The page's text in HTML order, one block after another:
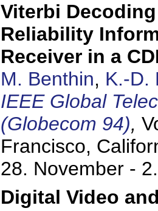
Viterbi
Reliability
Receiver in a
M. Benthin, K.-D.
IEEE Global
(Globecom 94),
Francisco,
28. November -
Digital Video